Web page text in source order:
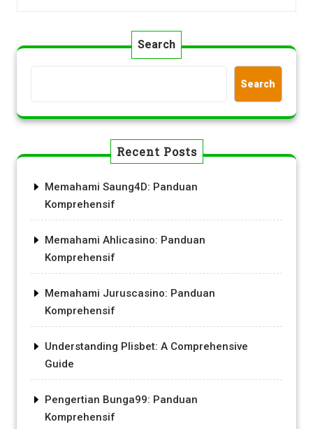
Search
Search
Recent Posts
Memahami Saung4D: Panduan
Komprehensif
Memahami Ahlicasino: Panduan
Komprehensif
Memahami Juruscasino: Panduan
Komprehensif
Understanding Plisbet: A Comprehensive
Guide
Pengertian Bunga99: Panduan
Komprehensif